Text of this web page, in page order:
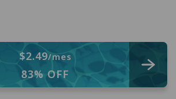
$2.49/mes
83% OFF